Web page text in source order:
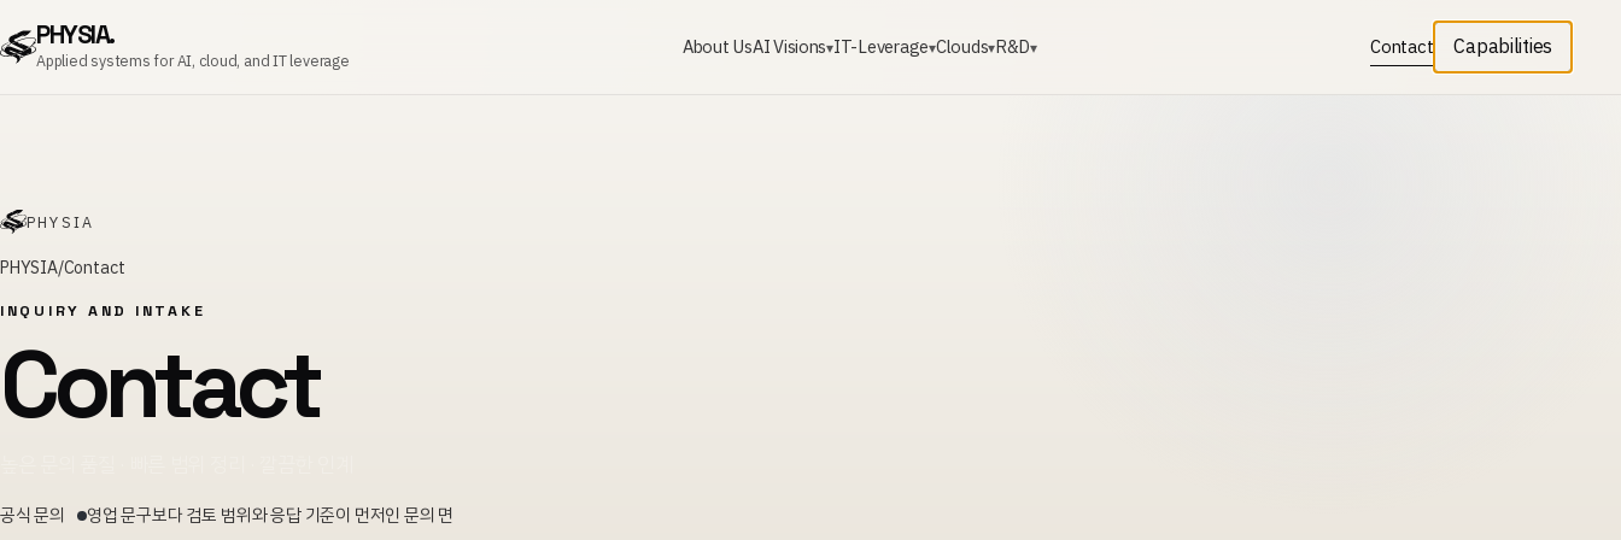
PHYSIA.
Applied systems for AI, cloud, and IT leverage
About UsAI Visions▾IT-Leverage▾Clouds▾R&D▾ Contact Capabilities
PHYSIA
PHYSIA Contact
INQUIRY AND INTAKE
Contact
공식 문의 영업 문구보다 검토 범위와 응답 기준이 먼저인 문의 면